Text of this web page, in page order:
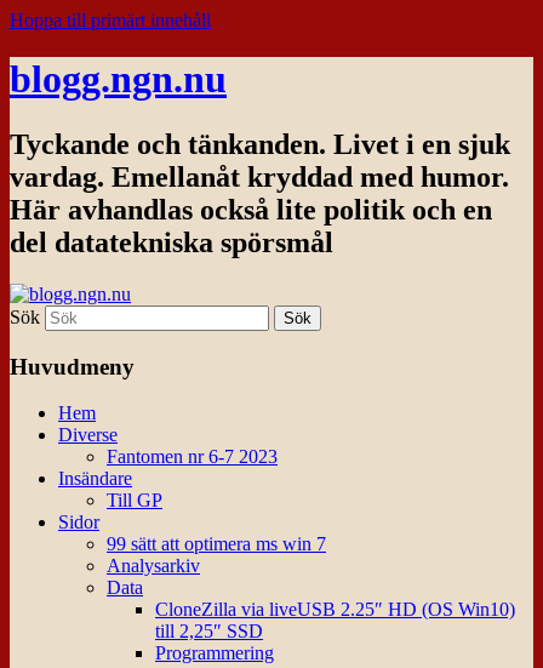
Hoppa till primärt innehåll
blogg.ngn.nu
Tyckande och tänkanden. Livet i en sjuk
vardag. Emellanåt kryddad med humor.
Här avhandlas också lite politik och en
del datatekniska spörsmål
Sök
Huvudmeny
Hem
Diverse
Fantomen nr 6-7 2023
Insändare
Till GP
Sidor
99 sätt att optimera ms win 7
Analysarkiv
Data
CloneZilla via liveUSB 2.25″ HD (OS Win10)
till 2,25″ SSD
Programmering